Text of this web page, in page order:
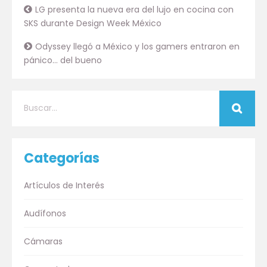
LG presenta la nueva era del lujo en cocina con
SKS durante Design Week México
Odyssey llegó a México y los gamers entraron en
pánico… del bueno
Categorías
Artículos de Interés
Audífonos
Cámaras